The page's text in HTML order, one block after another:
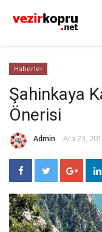
Haberler
Şahinkaya
Önerisi
Admin Ara 23,